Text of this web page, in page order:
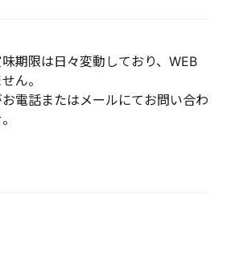
期限は日々変動しており、WEB
ん。
電話またはメールにてお問い合わ